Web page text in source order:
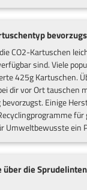
CO2-Kartuschen
sind. Viele
425g Kartuschen.
dir vor Ort tauschen
Einige
für
Umweltbewusste ein
die